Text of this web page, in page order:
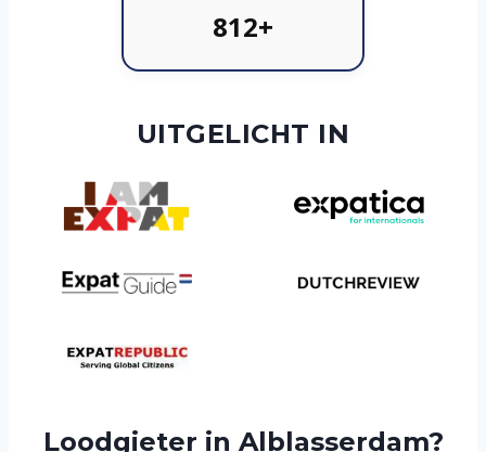
812+
UITGELICHT IN
Loodgieter in Alblasserdam?